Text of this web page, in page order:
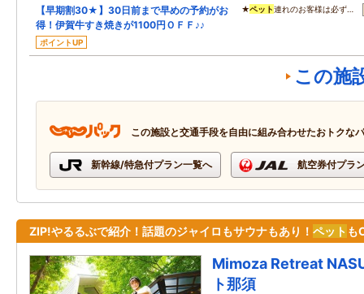
【早期割30★】30日前まで早めの予約がお
得！伊賀牛すき焼きが1100円ＯＦＦ♪♪
ポイントUP
★ペット連れのお客様は必ず…
この施
この施設と交通手段を自由に組み合わせたおトクな
新幹線/特急付プラン一覧へ 航空券付プラ
ZIP!やるるぶで紹介！話題のジャイロもサウナもあり！ ペット も
Mimoza Retreat
ト那須